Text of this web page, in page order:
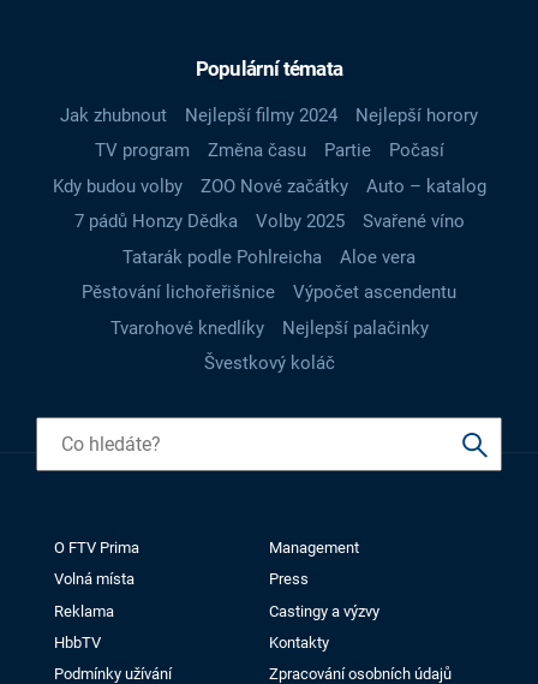
Populární témata
Jak zhubnout Nejlepší filmy 2024
Nejlepší horory
TV program
Změna času Partie
Počasí
Kdy budou volby
ZOO Nové začátky
Auto – katalog
7 pádů Honzy Dědka
Volby 2025
Svařené víno
Tatarák podle Pohlreicha
Aloe vera
Pěstování lichořeřišnice
Výpočet ascendentu
Tvarohové knedlíky
Nejlepší palačinky
Švestkový koláč
O FTV Prima
Management
Volná místa
Press
Reklama
Castingy a výzvy
HbbTV
Kontakty
Podmínky užívání
Zpracování osobních údajů